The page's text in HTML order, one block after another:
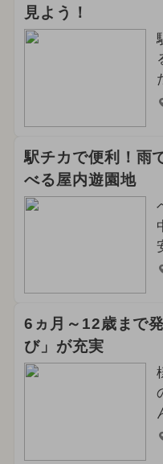
見よう！
駅チカで便利！雨
べる屋内遊園地
6ヵ月～12歳まで
び」が充実